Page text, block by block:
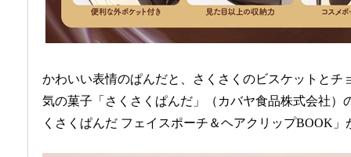
かわいい表情のぱんだと、さくさくのビスケットとチ
気の菓子「さくさくぱんだ」（カバヤ食品株式会社）
くさくぱんだ フェイスポーチ＆ヘアクリップBOOK」